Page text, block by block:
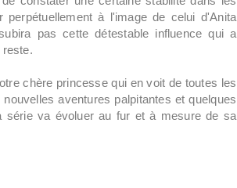
à l'image de celui d'Anita
pas cette détestable influence qui a
chère princesse qui en voit de toutes les
aventures palpitantes et quelques
série va évoluer au fur et à mesure de sa